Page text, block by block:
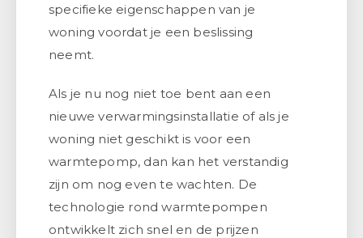
specifieke eigenschappen van je
woning voordat je een beslissing
neemt.
Als je nu nog niet toe bent aan een
nieuwe verwarmingsinstallatie of als je
woning niet geschikt is voor een
warmtepomp, dan kan het verstandig
zijn om nog even te wachten. De
technologie rond warmtepompen
ontwikkelt zich snel en de prijzen